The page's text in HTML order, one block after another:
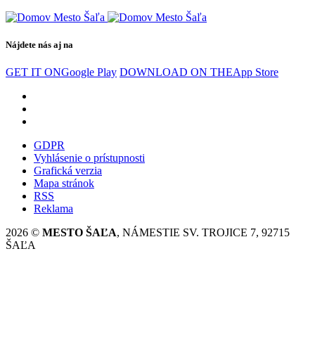
Nájdete nás aj na
GET IT ONGoogle Play DOWNLOAD ON THEApp Store
GDPR
Vyhlásenie o prístupnosti
Grafická verzia
Mapa stránok
RSS
Reklama
2026 © MESTO ŠAĽA, NÁMESTIE SV. TROJICE 7, 92715
ŠAĽA